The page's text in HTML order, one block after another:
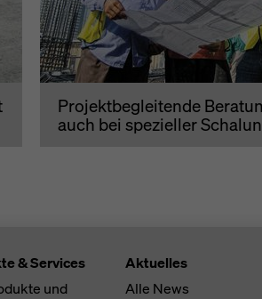
Projektbegleitende
auch bei spezieller
& Services
und
Aktuelles
Alle News